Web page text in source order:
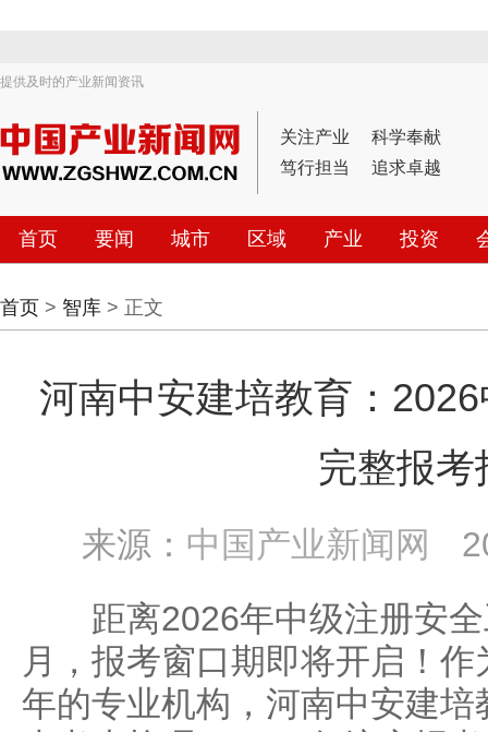
提供及时的产业新闻资讯
关注产业
科学奉献
笃行担当
追求卓越
首页 要闻 城市 区域 产业 投资
首页 > 智库 > 正文
河南中安建培教育：
完整报考
来源： 中国产业新闻网
距离2026年中级注册安全
月，报考窗口期即将开启！
年的专业机构，河南中安建